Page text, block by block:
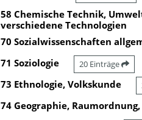
58 Chemische Technik,
verschiedene Technologien
70 Sozialwissenschaften
71 Soziologie 20 Einträge
73 Ethnologie, Volkskunde
74 Geographie,